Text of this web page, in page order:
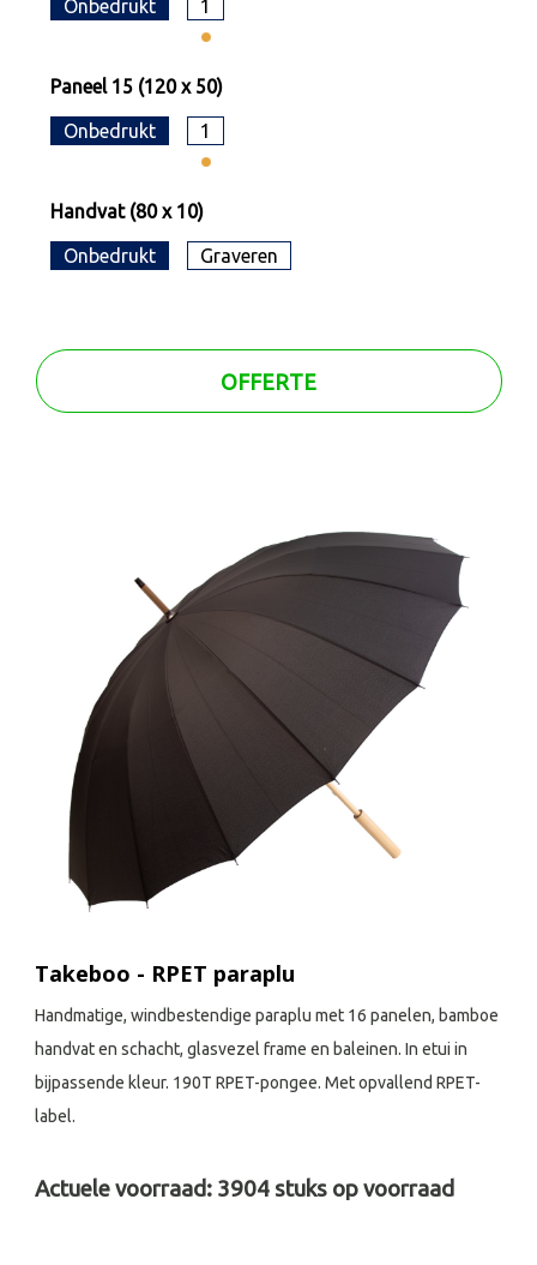
Onbedrukt 1
Paneel 15 (120 x 50)
Onbedrukt 1
Handvat (80 x 10)
Onbedrukt Graveren
OFFERTE
Takeboo - RPET paraplu
Handmatige, windbestendige paraplu met 16 panelen, bamboe
handvat en schacht, glasvezel frame en baleinen. In etui in
bijpassende kleur. 190T RPET-pongee. Met opvallend RPET-
label.
Actuele voorraad: 3904 stuks op voorraad